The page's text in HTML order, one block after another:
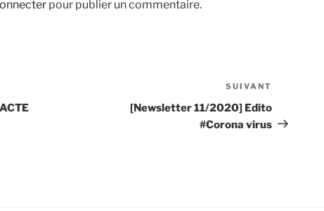
pour publier un commentaire.
suivant
SUIVANT
[Newsletter 11/2020] Edito
#Corona virus